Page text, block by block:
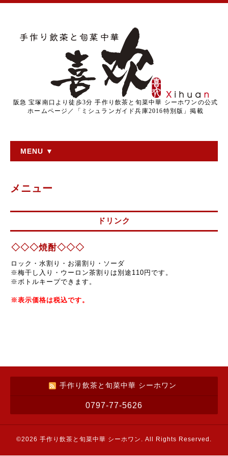
阪急 宝塚南口より徒歩3分 手作り飲茶と旬菜中華 シーホワンの公式
ホームページ／「ミシュランガイド兵庫2016特別版」掲載
MENU ▼
メニュー
ドリンク
◇◇◇焼酎◇◇◇
ロック・水割り・お湯割り・ソーダ
※梅干し入り・ウーロン茶割りは別途110円です。
※ボトルキープできます。
※表示価格は税込です。
手作り飲茶と旬菜中華 シーホワン
0797-77-5626
©2026 手作り飲茶と旬菜中華 シーホワン . All Rights Reserved.